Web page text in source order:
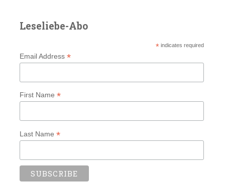
Leseliebe-Abo
*indicates required
Email Address *
First Name *
Last Name *